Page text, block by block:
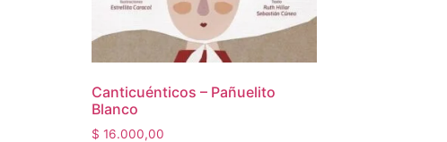
Canticuénticos – Pañuelito
Blanco
$ 16.000,00